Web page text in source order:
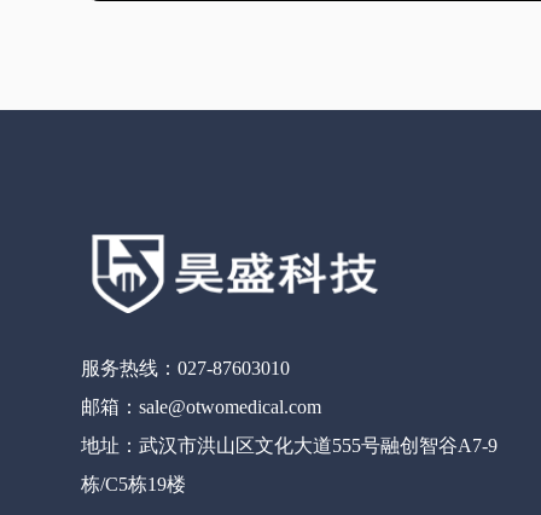
服务热线：027-87603010
邮箱：sale@otwomedical.com
地址：武汉市洪山区文化大道555号融创智谷A7-9
栋/C5栋19楼